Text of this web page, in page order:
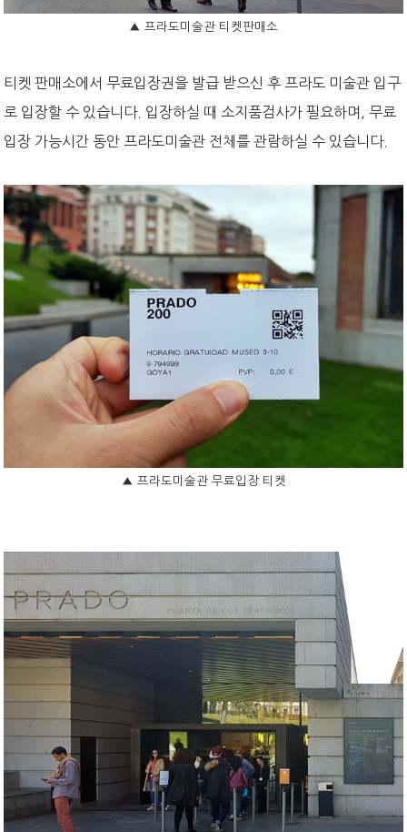
▲ 프라도미술관 티켓판매소
티켓 판매소에서 무료입장권을 발급 받으신 후 프라도 미술관 입구
로 입장할 수 있습니다. 입장하실 때 소지품검사가 필요하며, 무료
입장 가능시간 동안 프라도미술관 전체를 관람하실 수 있습니다.
▲ 프라도미술관 무료입장 티켓